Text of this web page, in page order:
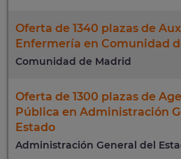
Oferta de 1340 plazas de
Enfermería en Comunidad
Comunidad de Madrid
Oferta de 1300 plazas de
Pública en Administración
Estado
Administración General del